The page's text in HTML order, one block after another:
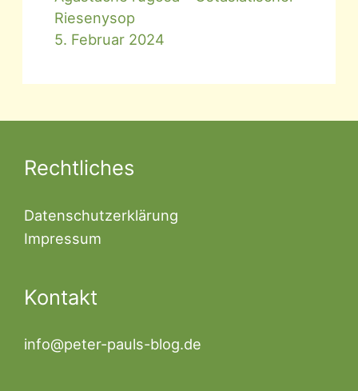
Riesenysop
5. Februar 2024
Rechtliches
Datenschutzerklärung
Impressum
Kontakt
info@peter-pauls-blog.de